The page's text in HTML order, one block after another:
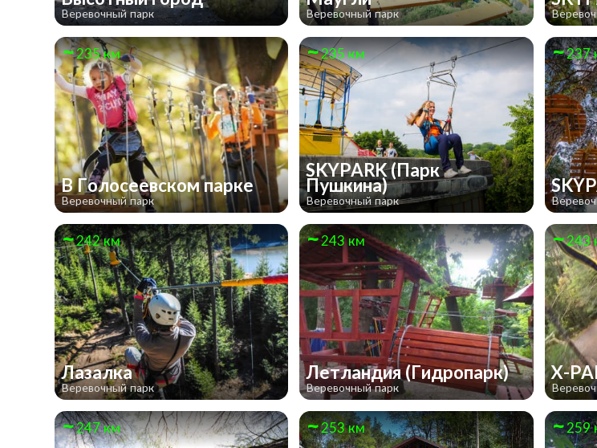
Веревочный парк Веревочный парк
235 км
В Голосеевском парке
Веревочный парк
235 км
SKYPARK (Парк
Пушкина)
Веревочный парк
237
242 км
Лазалка
Веревочный парк
243 км
Летландия (Гидропарк)
Веревочный парк
243
X-
247 км 253 км 259